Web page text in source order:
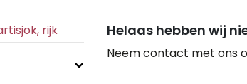
Helaas hebben wij
Neem contact met ons